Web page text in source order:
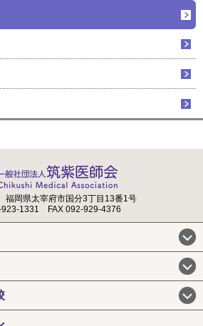
福岡県太宰府市国分3丁目13番1号
923-1331
FAX 092-929-4376